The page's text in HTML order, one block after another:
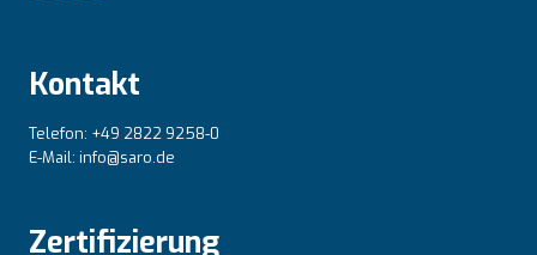
Kontakt
Telefon: +49 2822 9258-0
E-Mail: info@saro.de
Zertifizierung